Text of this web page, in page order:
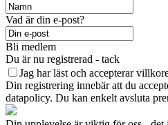
Vad är din e-post?
Bli medlem
Du är nu registrerad - tack
Jag har läst och accepterar
Din registrering innebär att du
datapolicy. Du kan enkelt avsluta